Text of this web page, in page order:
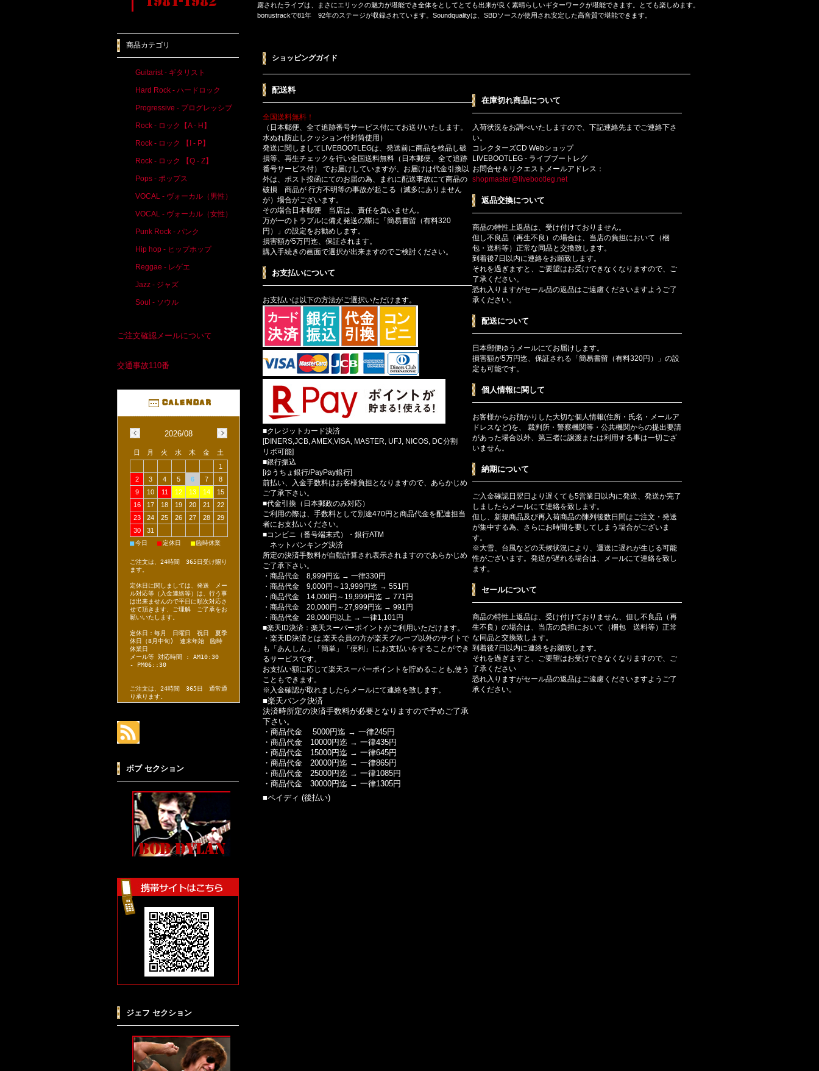
露されたライブは、まさにエリックの魅力が堪能でき全体をとしてとても出来が良く素晴らしいギターワークが堪能できます。とても楽しめます。
bonustrackで81年 92年のステージが収録されています。Soundqualityは、SBDソースが使用され安定した高音質で堪能できます。
ショッピングガイド
配送料
全国送料無料！
（日本郵便、全て追跡番号サービス付にてお送りいたします。
水ぬれ防止しクッション付封筒使用）
発送に関しましてLIVEBOOTLEGは、発送前に商品を検品し破
損等、再生チェックを行い全国送料無料（日本郵便、全て追跡
番号サービス付） でお届けしていますが、お届けは代金引換以
外は、ポスト投函にてのお届の為、まれに配送事故にて商品の
破損 商品が 行方不明等の事故が起こる（滅多にありません
が）場合がございます。
その場合日本郵便 当店は、責任を負いません。
万が一のトラブルに備え発送の際に「簡易書留（有料320
円）」の設定をお勧めします。
損害額が5万円迄、保証されます。
購入手続きの画面で選択が出来ますのでご検討ください。
お支払いについて
お支払いは以下の方法がご選択いただけます。
■クレジットカード決済
[DINERS,JCB, AMEX,VISA, MASTER, UFJ, NICOS, DC分割
リボ可能]
■銀行振込
[ゆうちょ銀行/PayPay銀行]
前払い、入金手数料はお客様負担となりますので、あらかじめ
ご了承下さい。
■代金引換（日本郵政のみ対応）
ご利用の際は、手数料として別途470円と商品代金を配達担当
者にお支払いください。
■コンビニ（番号端末式）・銀行ATM
ネットバンキング決済
所定の決済手数料が自動計算され表示されますのであらかじめ
ご了承下さい。
・商品代金 8,999円迄 → 一律330円
・商品代金 9,000円～13,999円迄 → 551円
・商品代金 14,000円～19,999円迄 → 771円
・商品代金 20,000円～27,999円迄 → 991円
・商品代金 28,000円以上 → 一律1,101円
■楽天ID決済：楽天スーパーポイントがご利用いただけます。
・楽天ID決済とは,楽天会員の方が楽天グループ以外のサイトで
も「あんしん」「簡単」「便利」に,お支払いをすることができ
るサービスです。
お支払い額に応じて楽天スーパーポイントを貯めることも,使う
こともできます。
※入金確認が取れましたらメールにて連絡を致します。
■楽天バンク決済
決済時所定の決済手数料が必要となりますので予めご了承
下さい。
・商品代金 5000円迄 → 一律245円
・商品代金 10000円迄 → 一律435円
・商品代金 15000円迄 → 一律645円
・商品代金 20000円迄 → 一律865円
・商品代金 25000円迄 → 一律1085円
・商品代金 30000円迄 → 一律1305円
在庫切れ商品について
入荷状況をお調べいたしますので、下記連絡先までご連絡下さ
い。
コレクターズCD Webショップ
LIVEBOOTLEG - ライブブートレグ
お問合せ＆リクエストメールアドレス：
shopmaster@livebootleg.net
返品交換について
商品の特性上返品は、受け付けておりません。
但し不良品（再生不良）の場合は、当店の負担において（梱
包・送料等）正常な同品と交換致します。
到着後7日以内に連絡をお願致します。
それを過ぎますと、ご要望はお受けできなくなりますので、ご
了承ください。
恐れ入りますがセール品の返品はご遠慮くださいますようご了
承ください。
配送について
日本郵便ゆうメールにてお届けします。
損害額が5万円迄、保証される「簡易書留（有料320円）」の設
定も可能です。
個人情報に関して
お客様からお預かりした大切な個人情報(住所・氏名・メールア
ドレスなど)を、 裁判所・警察機関等・公共機関からの提出要請
があった場合以外、第三者に譲渡または利用する事は一切ござ
いません。
納期について
ご入金確認日翌日より遅くても5営業日以内に発送、発送か完了
しましたらメールにて連絡を致します。
但し、新規商品及び再入荷商品の陳列後数日間はご注文・発送
が集中する為、さらにお時間を要してしまう場合がございま
す。
※大雪、台風などの天候状況により、運送に遅れが生じる可能
性がございます。発送が遅れる場合は、メールにて連絡を致し
ます。
セールについて
商品の特性上返品は、受け付けておりません、但し不良品（再
生不良）の場合は、当店の負担において（梱包 送料等）正常
な同品と交換致します。
到着後7日以内に連絡をお願致します。
それを過ぎますと、ご要望はお受けできなくなりますので、ご
了承ください
恐れ入りますがセール品の返品はご遠慮くださいますようご了
承ください。
■ペイディ (後払い)
商品カテゴリ
Guitarist - ギタリスト
Hard Rock - ハードロック
Progressive - プログレッシブ
Rock - ロック【A - H】
Rock - ロック 【I - P】
Rock - ロック 【Q - Z】
Pops - ポップス
VOCAL - ヴォーカル（男性）
VOCAL - ヴォーカル（女性）
Punk Rock - パンク
Hip hop - ヒップホップ
Reggae - レゲエ
Jazz - ジャズ
Soul - ソウル
ご注文確認メールについて
交通事故110番
2026/08
日 月 火 水 木 金
土
1
2
3 4 5 6 7
8
9
10 11 12 13 14
15
16
17 18 19 20 21
22
23
24 25 26 27 28
29
30
31
■今日 ■定休日 ■臨時休業
ご注文は、24時間 365日受け賜り
ます。
定休日に関しましては、発送 メー
ル対応等（入金連絡等）は、行う事
は出来ませんので平日に順次対応さ
せて頂きます、ご理解 ご了承をお
願いいたします。
定休日：毎月 日曜日 祝日 夏季
休日（8月中旬) 連末年始 臨時
休業日
メール等 対応時間 : AM10:30
- PM06::30
ご注文は、24時間 365日 通常通
り承ります。
ボブ セクション
ジェフ セクション